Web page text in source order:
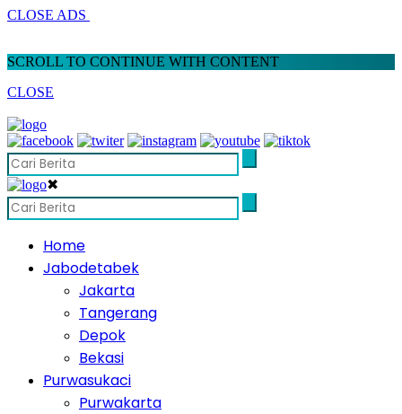
CLOSE ADS
SCROLL TO CONTINUE WITH CONTENT
CLOSE
✖
Home
Jabodetabek
Jakarta
Tangerang
Depok
Bekasi
Purwasukaci
Purwakarta